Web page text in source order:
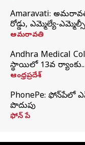
Amaravati:
రోడ్డు, ఎమ్మెల్యే-
అమరావతి
Andhra Medical
స్థాయిలో 13వ
ఆంధ్రప్రదేశ్
PhonePe: ఫోన్‌పేలో
పొదుపు
ఫోన్‌ పే